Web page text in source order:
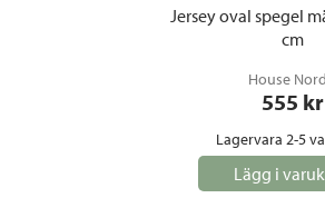
Jersey oval spegel
cm
House
555 kr
Lagervara 2-5
Lägg i